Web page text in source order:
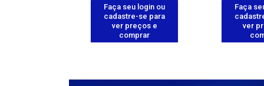
Faça seu login ou
cadastre-se para
ver preços e
comprar
Faça
ver